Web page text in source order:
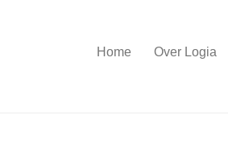
Home Over Logia